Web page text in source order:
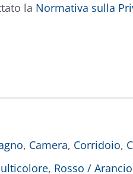
la Normativa sulla
, Camera, Corridoio,
, Rosso /